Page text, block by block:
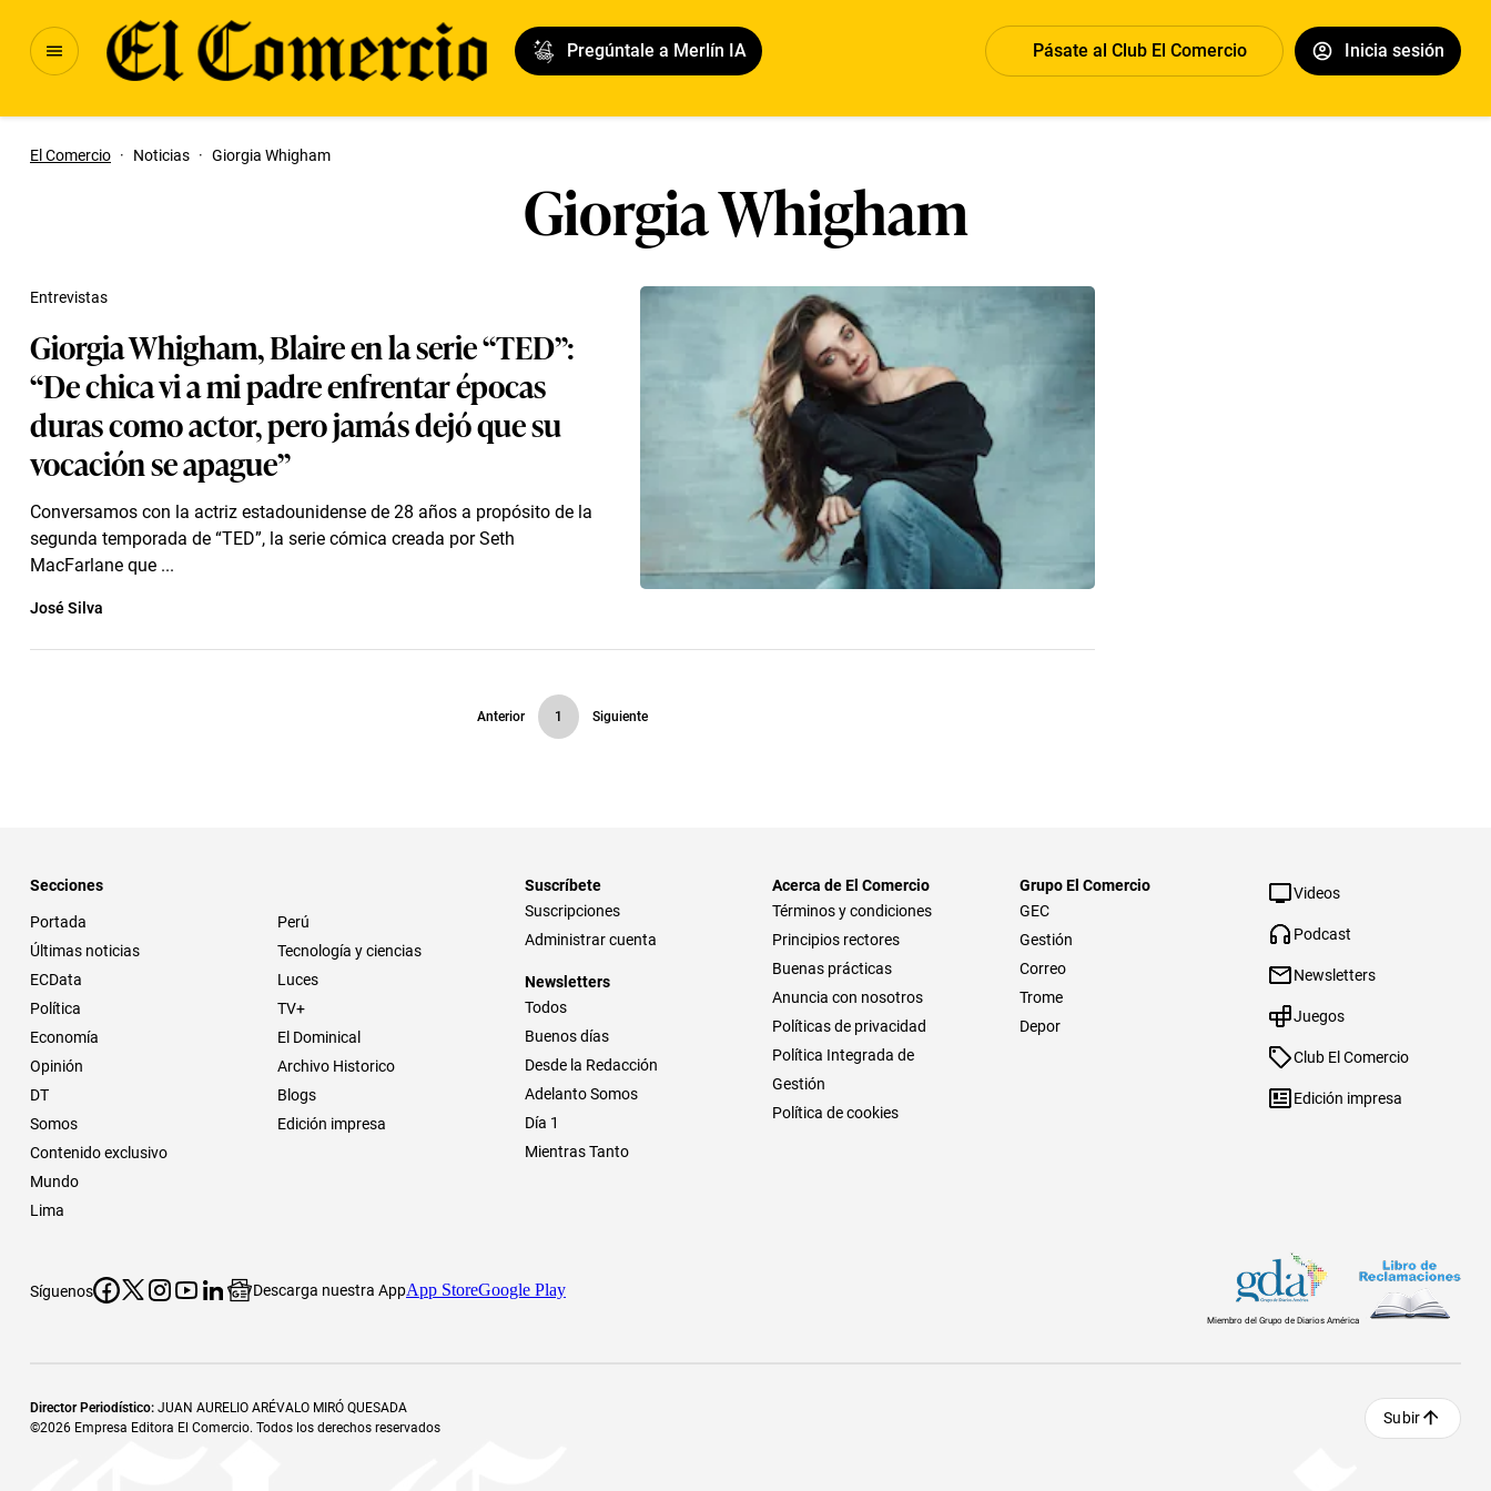
Pregúntale a Merlín IA Pásate al Club El Comercio Inicia sesión
El Comercio · Noticias · Giorgia Whigham
Giorgia Whigham
Giorgia Whigham, Blaire en la serie “TED”:
“De chica vi a mi padre enfrentar épocas
duras como actor, pero jamás dejó que su
vocación se apague”
Conversamos con la actriz estadounidense de 28 años a propósito de la
segunda temporada de “TED”, la serie cómica creada por Seth
MacFarlane que ...
Entrevistas
José Silva
Anterior 1 Siguiente
Secciones
Portada
Últimas noticias
ECData
Política
Economía
Opinión
DT
Somos
Contenido exclusivo
Mundo
Lima
Perú
Tecnología y ciencias
Luces
TV+
El Dominical
Archivo Historico
Blogs
Edición impresa
Suscríbete
Suscripciones
Administrar cuenta
Newsletters
Todos
Buenos días
Desde la Redacción
Adelanto Somos
Día 1
Mientras Tanto
Acerca de El Comercio
Términos y condiciones
Principios rectores
Buenas prácticas
Anuncia con nosotros
Políticas de privacidad
Política Integrada de
Gestión
Política de cookies
Grupo El Comercio
GEC
Gestión
Correo
Trome
Depor
Videos
Podcast
Newsletters
Juegos
Club El Comercio
Edición impresa
Síguenos Descarga nuestra AppApp StoreGoogle Play
Miembro del Grupo de Diarios América
Director Periodístico: JUAN AURELIO ARÉVALO MIRÓ QUESADA
©2026 Empresa Editora El Comercio. Todos los derechos reservados
Subir